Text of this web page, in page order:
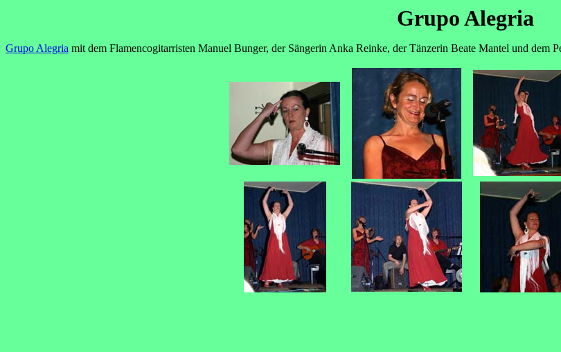
Grupo Alegria
Grupo Alegria mit dem Flamencogitarristen Manuel Bunger, der Sängerin Anka Reinke, der Tänzerin Beate Mantel und dem